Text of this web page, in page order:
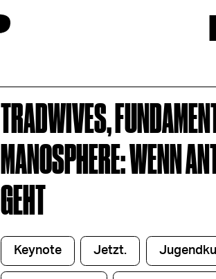
TRADWIVES,
MANOSPHERE: WENN
GEHT
Keynote Jetzt.